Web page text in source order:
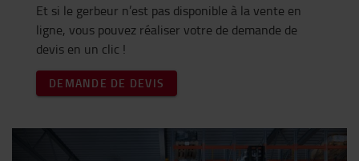
Et si le gerbeur n’est pas disponible à la vente en
ligne, vous pouvez réaliser votre de demande de
devis en un clic !
DEMANDE DE DEVIS